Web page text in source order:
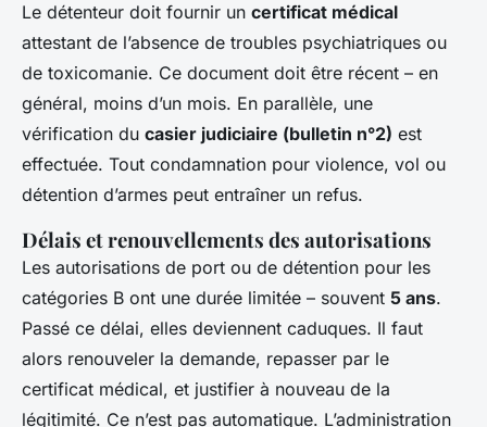
Le détenteur doit fournir un certificat médical
attestant de l’absence de troubles psychiatriques ou
de toxicomanie. Ce document doit être récent – en
général, moins d’un mois. En parallèle, une
vérification du casier judiciaire (bulletin n°2) est
effectuée. Tout condamnation pour violence, vol ou
détention d’armes peut entraîner un refus.
Délais et renouvellements des autorisations
Les autorisations de port ou de détention pour les
catégories B ont une durée limitée – souvent 5 ans.
Passé ce délai, elles deviennent caduques. Il faut
alors renouveler la demande, repasser par le
certificat médical, et justifier à nouveau de la
légitimité. Ce n’est pas automatique. L’administration